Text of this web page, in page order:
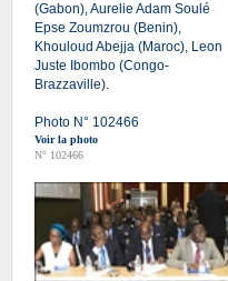
(Gabon), Aurelie Adam Soulé
Epse Zoumzrou (Benin),
Khouloud Abejja (Maroc), Leon
Juste Ibombo (Congo-
Brazzaville).
Photo N° 102466
Voir la photo
N° 102466